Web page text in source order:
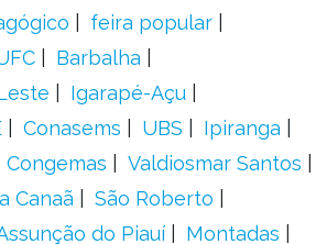
feira popular
Barbalha
Igarapé-Açu
Conasems UBS
Ipiranga
Congemas
Valdiosmar Santos
Canaã
São Roberto
do Piauí
Montadas